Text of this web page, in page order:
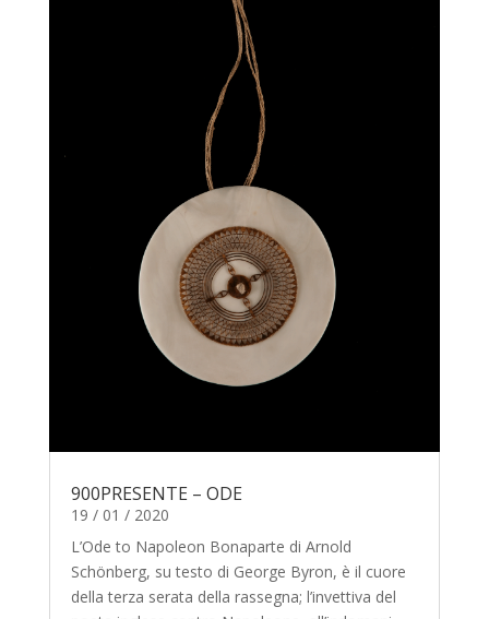
900PRESENTE – ODE
19 / 01 / 2020
L’Ode to Napoleon Bonaparte di Arnold
Schönberg, su testo di George Byron, è il cuore
della terza serata della rassegna; l’invettiva del